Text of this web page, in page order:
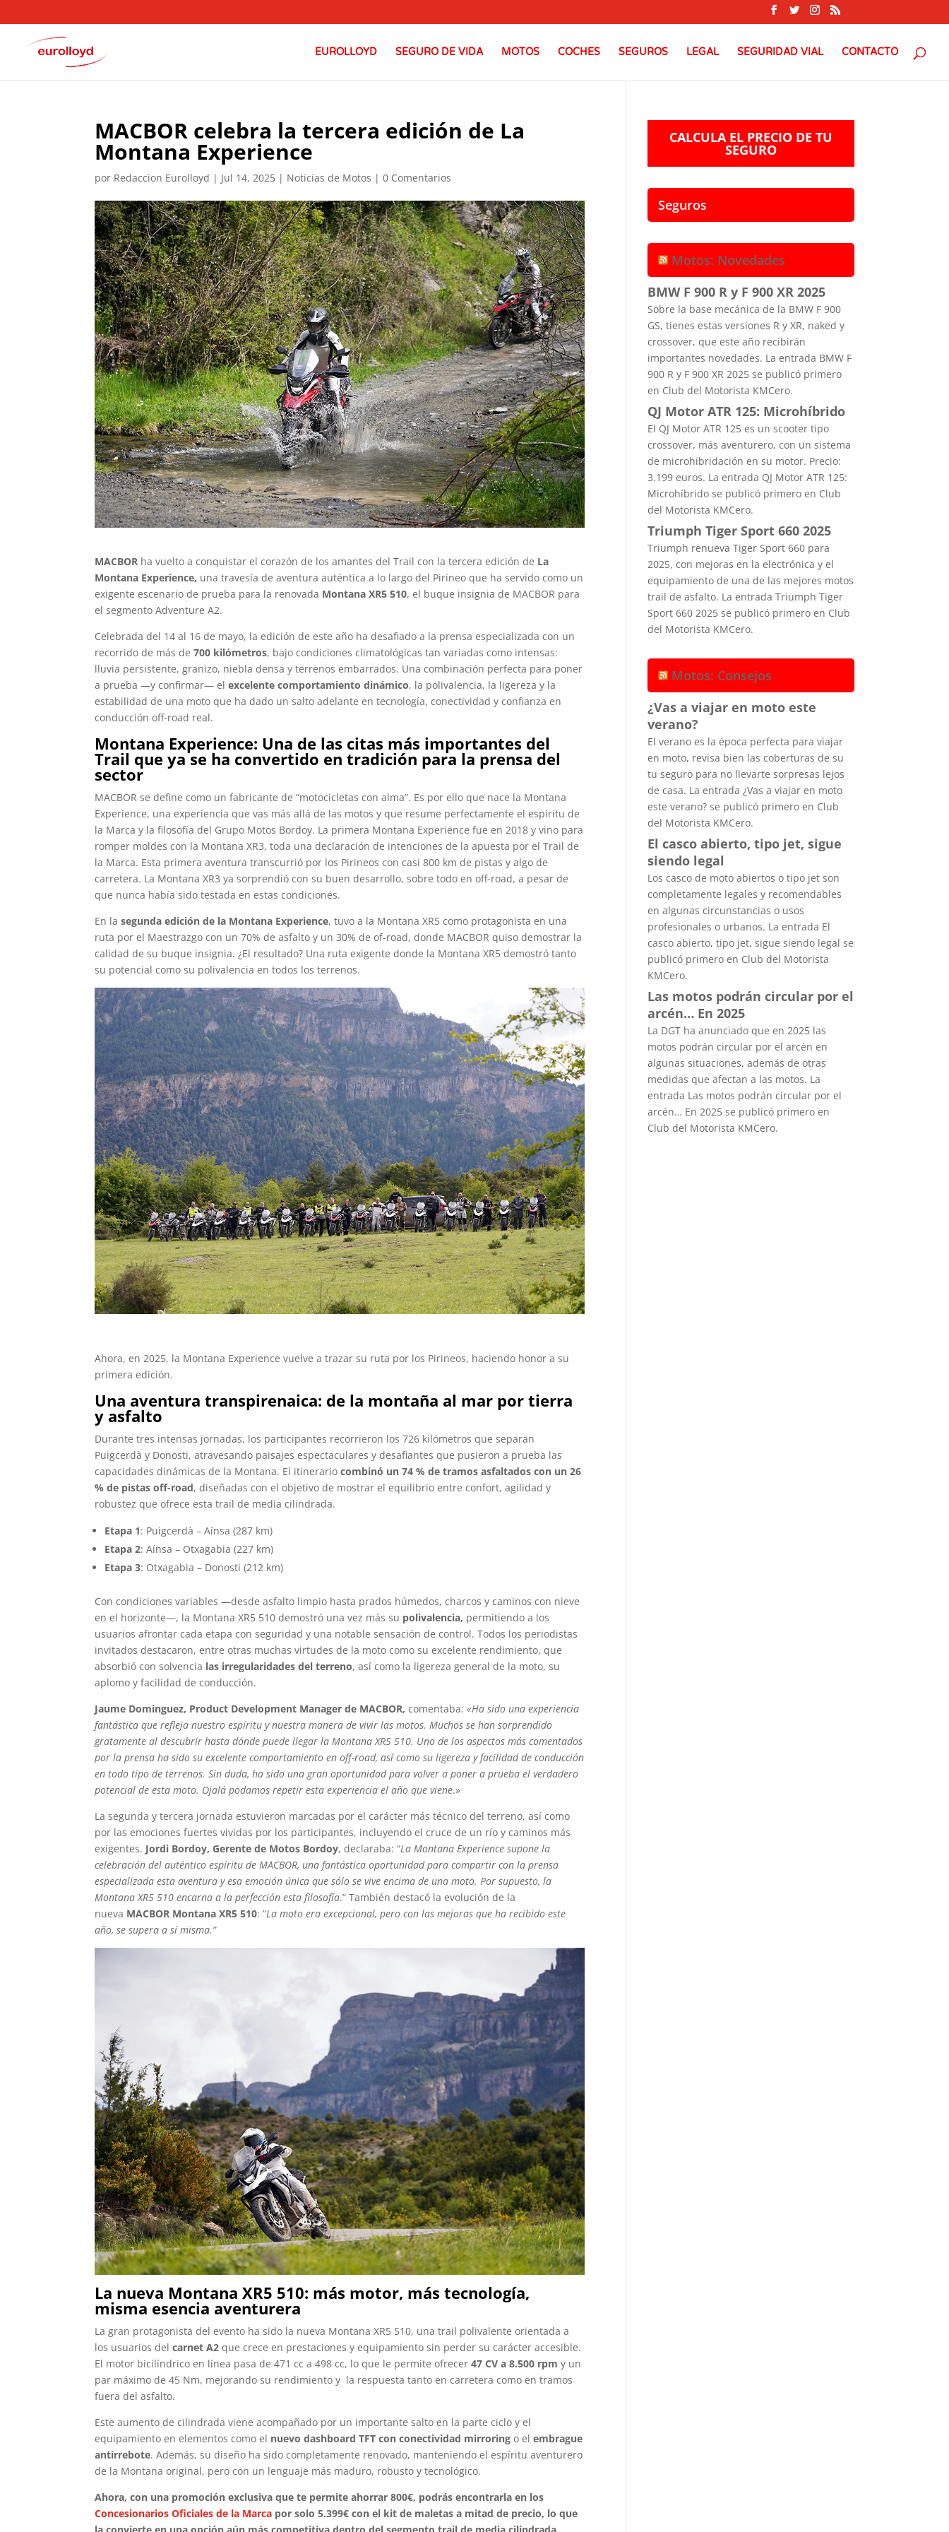
EUROLLOYD SEGURO DE VIDA MOTOS COCHES SEGUROS LEGAL SEGURIDAD VIAL CONTACTO
MACBOR celebra la tercera edición de La
Montana Experience
por Redaccion Eurolloyd | Jul 14, 2025 | Noticias de Motos |0 Comentarios
MACBOR ha vuelto a conquistar el corazón de los amantes del Trail con la tercera edición de La
Montana Experience, una travesía de aventura auténtica a lo largo del Pirineo que ha servido como un
exigente escenario de prueba para la renovada Montana XR5 510, el buque insignia de MACBOR para
el segmento Adventure A2.
Celebrada del 14 al 16 de mayo, la edición de este año ha desafiado a la prensa especializada con un
recorrido de más de700 kilómetros, bajo condiciones climatológicas tan variadas como intensas:
lluvia persistente, granizo, niebla densa y terrenos embarrados. Una combinación perfecta para poner
a prueba —y confirmar— elexcelente comportamiento dinámico, la polivalencia, la ligereza y la
estabilidad de una moto que ha dado un salto adelante en tecnología, conectividad y confianza en
conducción off-road real.
Montana Experience: Una de las citas más importantes del
Trail que ya se ha convertido en tradición para la prensa del
sector
MACBOR se define como un fabricante de “motocicletas con alma”. Es por ello que nace la Montana
Experience, una experiencia que vas más allá de las motos y que resume perfectamente el espíritu de
la Marca y la filosofía del Grupo Motos Bordoy. La primera Montana Experience fue en 2018 y vino para
romper moldes con la Montana XR3, toda una declaración de intenciones de la apuesta por el Trail de
la Marca. Esta primera aventura transcurrió por los Pirineos con casi 800 km de pistas y algo de
carretera. La Montana XR3 ya sorprendió con su buen desarrollo, sobre todo en off-road, a pesar de
que nunca había sido testada en estas condiciones.
En la segunda edición de la Montana Experience, tuvo a la Montana XR5 como protagonista en una
ruta por el Maestrazgo con un 70% de asfalto y un 30% de of-road, donde MACBOR quiso demostrar la
calidad de su buque insignia. ¿El resultado? Una ruta exigente donde la Montana XR5 demostró tanto
su potencial como su polivalencia en todos los terrenos.
Ahora, en 2025, la Montana Experience vuelve a trazar su ruta por los Pirineos, haciendo honor a su
primera edición.
Una aventura transpirenaica: de la montaña al mar por tierra
y asfalto
Durante tres intensas jornadas, los participantes recorrieron los 726 kilómetros que separan
Puigcerdà y Donosti, atravesando paisajes espectaculares y desafiantes que pusieron a prueba las
capacidades dinámicas de la Montana. El itinerariocombinó un 74 % de tramos asfaltados con un 26
% de pistas off-road, diseñadas con el objetivo de mostrar el equilibrio entre confort, agilidad y
robustez que ofrece esta trail de media cilindrada.
Etapa 1: Puigcerdà – Aínsa (287 km)
Etapa 2: Aínsa – Otxagabia (227 km)
Etapa 3: Otxagabia – Donosti (212 km)
Con condiciones variables —desde asfalto limpio hasta prados húmedos, charcos y caminos con nieve
en el horizonte—, la Montana XR5 510 demostró una vez más su polivalencia, permitiendo a los
usuarios afrontar cada etapa con seguridad y una notable sensación de control. Todos los periodistas
invitados destacaron, entre otras muchas virtudes de la moto como su excelente rendimiento, que
absorbió con solvencia las irregularidades del terreno, así como la ligereza general de la moto, su
aplomo y facilidad de conducción.
Jaume Dominguez, Product Development Manager de MACBOR,comentaba:«Ha sido una experiencia
fantástica que refleja nuestro espíritu y nuestra manera de vivir las motos. Muchos se han sorprendido
gratamente al descubrir hasta dónde puede llegar la Montana XR5 510. Uno de los aspectos más comentados
por la prensa ha sido su excelente comportamiento en off-road, así como su ligereza y facilidad de conducción
en todo tipo de terrenos. Sin duda, ha sido una gran oportunidad para volver a poner a prueba el verdadero
potencial de esta moto. Ojalá podamos repetir esta experiencia el año que viene.»
La segunda y tercera jornada estuvieron marcadas por el carácter más técnico del terreno, así como
por las emociones fuertes vividas por los participantes, incluyendo el cruce de un río y caminos más
exigentes. Jordi Bordoy, Gerente de Motos Bordoy, declaraba: “La Montana Experience supone la
celebración del auténtico espíritu de MACBOR, una fantástica oportunidad para compartir con la prensa
especializada esta aventura y esa emoción única que sólo se vive encima de una moto. Por supuesto, la
Montana XR5 510 encarna a la perfección esta filosofía.” También destacó la evolución de la
nueva MACBOR Montana XR5 510: “La moto era excepcional, pero con las mejoras que ha recibido este
año, se supera a sí misma.”
La nueva Montana XR5 510: más motor, más tecnología,
misma esencia aventurera
La gran protagonista del evento ha sido la nueva Montana XR5 510, una trail polivalente orientada a
los usuarios del carnet A2 que crece en prestaciones y equipamiento sin perder su carácter accesible.
El motor bicilíndrico en línea pasa de 471 cc a 498 cc, lo que le permite ofrecer47 CV a 8.500 rpm y un
par máximo de 45 Nm, mejorando su rendimiento y la respuesta tanto en carretera como en tramos
fuera del asfalto.
Este aumento de cilindrada viene acompañado por un importante salto en la parte ciclo y el
equipamiento en elementos como el nuevo dashboard TFT con conectividad mirroring o elembrague
antirrebote. Además, su diseño ha sido completamente renovado, manteniendo el espíritu aventurero
de la Montana original, pero con un lenguaje más maduro, robusto y tecnológico.
Ahora, con una promoción exclusiva que te permite ahorrar 800€, podrás encontrarla en los
Concesionarios Oficiales de la Marca por solo 5.399€ con el kit de maletas a mitad de precio, lo que
la convierte en una opción aún más competitiva dentro del segmento trail de media cilindrada.
CALCULA EL PRECIO DE TU
SEGURO
Seguros
Motos: Novedades
BMW F 900 R y F 900 XR 2025
Sobre la base mecánica de la BMW F 900
GS, tienes estas versiones R y XR, naked y
crossover, que este año recibirán
importantes novedades. La entrada BMW F
900 R y F 900 XR 2025 se publicó primero
en Club del Motorista KMCero.
QJ Motor ATR 125: Microhíbrido
El QJ Motor ATR 125 es un scooter tipo
crossover, más aventurero, con un sistema
de microhibridación en su motor. Precio:
3.199 euros. La entrada QJ Motor ATR 125:
Microhíbrido se publicó primero en Club
del Motorista KMCero.
Triumph Tiger Sport 660 2025
Triumph renueva Tiger Sport 660 para
2025, con mejoras en la electrónica y el
equipamiento de una de las mejores motos
trail de asfalto. La entrada Triumph Tiger
Sport 660 2025 se publicó primero en Club
del Motorista KMCero.
Motos: Consejos
¿Vas a viajar en moto este
verano?
El verano es la época perfecta para viajar
en moto, revisa bien las coberturas de su
tu seguro para no llevarte sorpresas lejos
de casa. La entrada ¿Vas a viajar en moto
este verano? se publicó primero en Club
del Motorista KMCero.
El casco abierto, tipo jet, sigue
siendo legal
Los casco de moto abiertos o tipo jet son
completamente legales y recomendables
en algunas circunstancias o usos
profesionales o urbanos. La entrada El
casco abierto, tipo jet, sigue siendo legal se
publicó primero en Club del Motorista
KMCero.
Las motos podrán circular por el
arcén… En 2025
La DGT ha anunciado que en 2025 las
motos podrán circular por el arcén en
algunas situaciones, además de otras
medidas que afectan a las motos. La
entrada Las motos podrán circular por el
arcén… En 2025 se publicó primero en
Club del Motorista KMCero.